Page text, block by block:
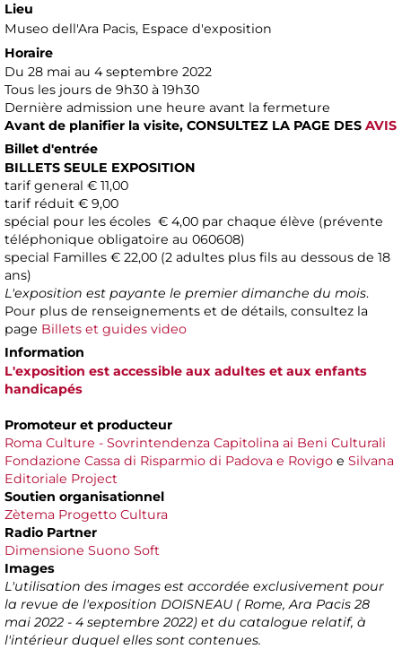
Lieu
Museo dell'Ara Pacis, Espace d'exposition
Horaire
Du 28 mai au 4 septembre 2022
Tous les jours de 9h30 à 19h30
Dernière admission une heure avant la fermeture
Avant de planifier la visite, CONSULTEZ LA PAGE DES AVIS
Billet d'entrée
BILLETS SEULE EXPOSITION
tarif general € 11,00
tarif réduit € 9,00
spécial pour les écoles € 4,00 par chaque élève (prévente
téléphonique obligatoire au 060608)
special Familles € 22,00 (2 adultes plus fils au dessous de 18
ans)
L'exposition est payante le premier dimanche du mois.
Pour plus de renseignements et de détails, consultez la
page Billets et guides video
Information
L'exposition est accessible aux adultes et aux enfants
handicapés
Promoteur et producteur
Roma Culture - Sovrintendenza Capitolina ai Beni Culturali
Fondazione Cassa di Risparmio di Padova e Rovigo e Silvana
Editoriale Project
Soutien organisationnel
Zètema Progetto Cultura
Radio Partner
Dimensione Suono Soft
Images
L'utilisation des images est accordée exclusivement pour
la revue de l'exposition DOISNEAU ( Rome, Ara Pacis 28
mai 2022 - 4 septembre 2022) et du catalogue relatif, à
l'intérieur duquel elles sont contenues.